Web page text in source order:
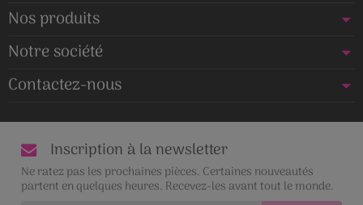
Nos produits
Notre société
Contactez-nous
Inscription à la newsletter
Ne ratez pas les prochaines pièces. Certaines nouveautés
partent en quelques heures. Recevez-les avant tout le monde.